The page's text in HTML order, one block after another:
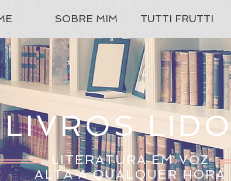
SOBRE MIM TUTTI FRUTTI
LIVROS
LITERATURA EM VOZ
ALTA A QUALQUER HORA